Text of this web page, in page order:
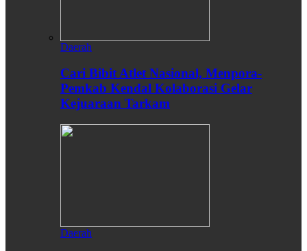
Daerah
Cari Bibit Atlet Nasional, Menpora-
Pemkab Kendal Kolaborasi Gelar
Kejuaraan Tarkam
Daerah